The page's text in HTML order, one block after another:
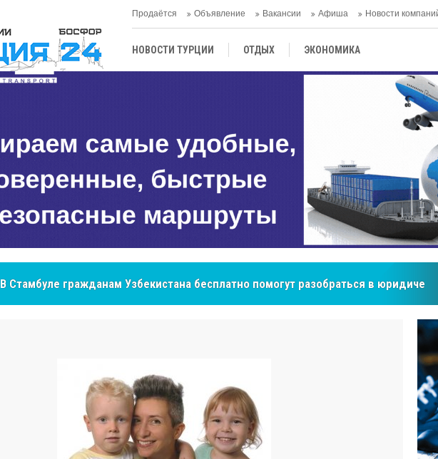
Продаётся Объявление Вакансии Афиша Новости
НОВОСТИ ТУРЦИИ ОТДЫХ ЭКОНОМИКА
ЦЕНТРАЛЬНАЯ АЗИЯ
NCS Jeans: турецкий бренд, покоривший сердца покупателей Центральной Азии